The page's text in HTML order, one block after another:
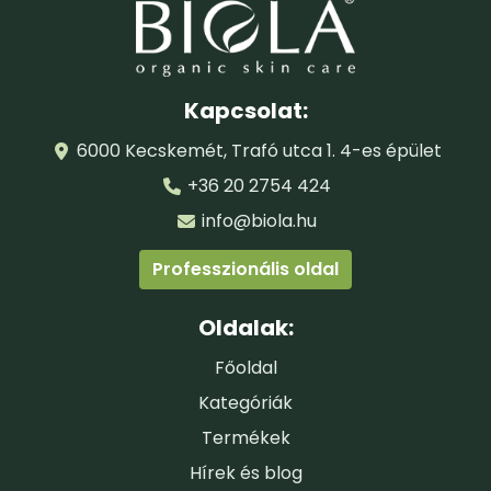
magyarországi intézetének rendszeres
támogatójaként elkötelezettek vagyunk a környezet
védelme mellett!
Csak magyarországi szállítási címre rendelhető a
Kapcsolat:
6000 Kecskemét, Trafó utca 1. 4-es épület
+36 20 2754 424
info@biola.hu
Professzionális oldal
Oldalak:
Főoldal
Kategóriák
Termékek
Hírek és blog